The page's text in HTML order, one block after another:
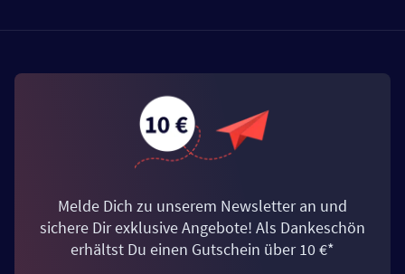
Melde Dich zu unserem Newsletter an und
sichere Dir exklusive Angebote! Als Dankeschön
erhältst Du einen Gutschein über 10 €*